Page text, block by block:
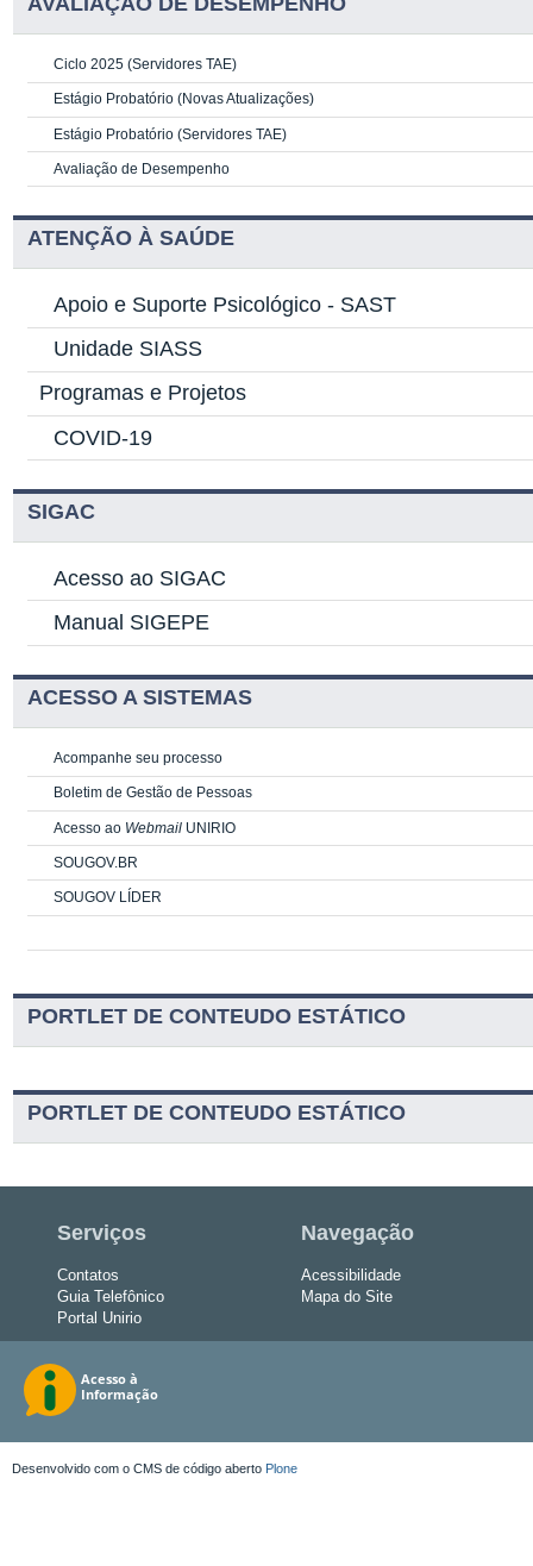
Ciclo 2025 (Servidores TAE)
Estágio Probatório (Novas Atualizações)
Estágio Probatório (Servidores TAE)
Avaliação de Desempenho
ATENÇÃO À SAÚDE
Apoio e Suporte Psicológico - SAST
Unidade SIASS
Programas e Projetos
COVID-19
SIGAC
Acesso ao SIGAC
Manual SIGEPE
ACESSO A SISTEMAS
Acompanhe seu processo
Boletim de Gestão de Pessoas
Acesso ao Webmail UNIRIO
SOUGOV.BR
SOUGOV LÍDER
PORTLET DE CONTEUDO ESTÁTICO
PORTLET DE CONTEUDO ESTÁTICO
Serviços
Contatos
Guia Telefônico
Portal Unirio
Navegação
Acessibilidade
Mapa do Site
Desenvolvido com o CMS de código aberto Plone